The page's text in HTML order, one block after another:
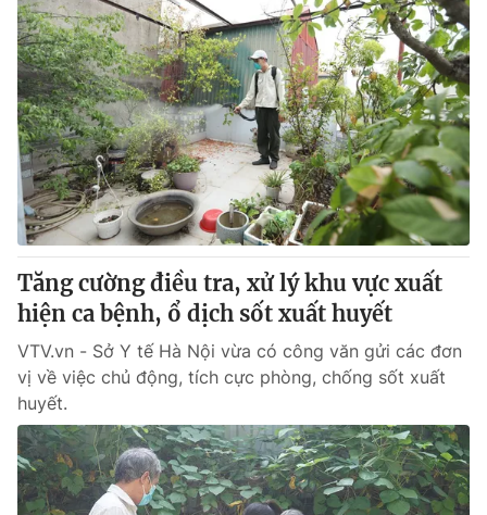
Tăng cường điều tra, xử lý khu vực xuất
hiện ca bệnh, ổ dịch sốt xuất huyết
VTV.vn - Sở Y tế Hà Nội vừa có công văn gửi các đơn
vị về việc chủ động, tích cực phòng, chống sốt xuất
huyết.